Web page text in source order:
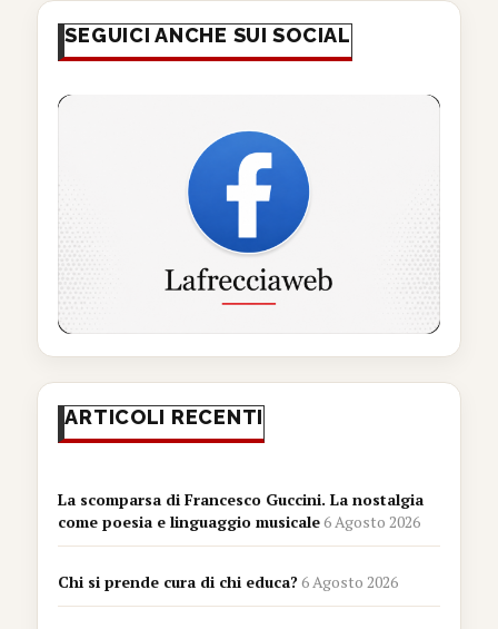
SEGUICI ANCHE SUI SOCIAL
ARTICOLI RECENTI
La scomparsa di Francesco Guccini. La nostalgia
come poesia e linguaggio musicale6 Agosto 2026
Chi si prende cura di chi educa?6 Agosto 2026